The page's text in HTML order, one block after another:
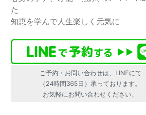
た
知恵を学んで人生楽しく元気に
ご予約・お問い合わせは、LINEにて
（24時間365日）承っております。
お気軽にお問い合わせください。